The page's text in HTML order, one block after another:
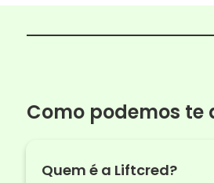
Como podemos te
Quem é a Liftcred?